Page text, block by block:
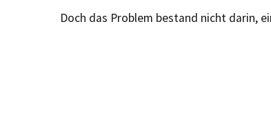
Doch das Problem bestand nicht darin,